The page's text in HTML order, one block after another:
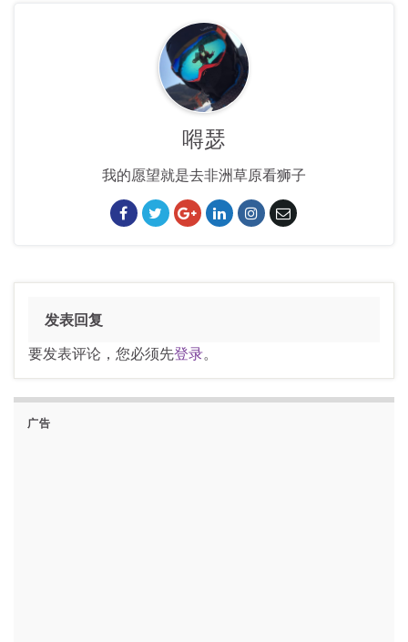
嘚瑟
我的愿望就是去非洲草原看狮子
发表回复
要发表评论，您必须先登录。
广告